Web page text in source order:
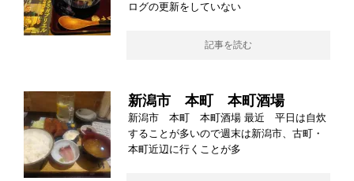
ログの更新をしていない
記事を読む
新潟市 本町 本町酒場
新潟市 本町 本町酒場 最近 平日は自炊
することが多いので週末は新潟市、古町・
本町近辺に行くことが多